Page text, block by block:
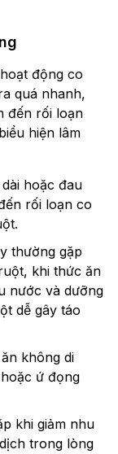
động co
quá nhanh,
đến rối loạn
hiện lâm
hoặc đau
rối loạn co
thường gặp
khi thức ăn
nước và dưỡng
dễ gây táo
không di
ứ đọng
khi giảm nhu
trong lòng